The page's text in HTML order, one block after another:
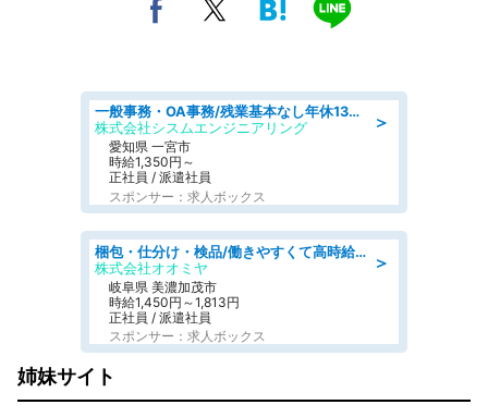
＞
一般事務・OA事務/残業基本なし年休130日社保完備の一般・調達事務
株式会社シスムエンジニアリング
愛知県 一宮市
時給1,350円～
正社員 / 派遣社員
スポンサー：求人ボックス
＞
梱包・仕分け・検品/働きやすくて高時給の仕分け作業長期休暇充実/残業なし
株式会社オオミヤ
岐阜県 美濃加茂市
時給1,450円～1,813円
正社員 / 派遣社員
スポンサー：求人ボックス
姉妹サイト